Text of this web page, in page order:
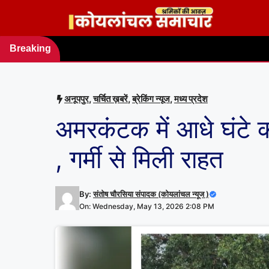
content
Breaking
अनूपपुर,चर्चित ख़बरें,ब्रेकिंग न्यूज,मध्य प्रदेश
अमरकंटक में आधे घंटे की
, गर्मी से मिली राहत
By:संतोष चौरसिया संपादक (कोयलांचल न्यूज )
On: Wednesday, May 13, 2026 2:08 PM